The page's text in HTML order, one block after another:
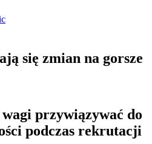
się zmian na gorsze
przywiązywać do
podczas rekrutacji